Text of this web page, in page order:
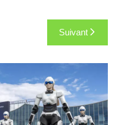
Suivant